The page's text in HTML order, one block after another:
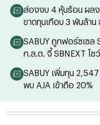
ส่องงบ 4 หุ้นร้อน ผลง
ขาดทุนเกือบ 3 พันล้าน
SABUY ถูกฟอร์ซเซล
ก.ล.ต. จี้ SBNEXT โ
SABUY เพิ่มทุน
พบ AJA เข้าถือ 20%